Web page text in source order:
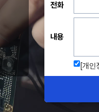
전화
내용
[개인